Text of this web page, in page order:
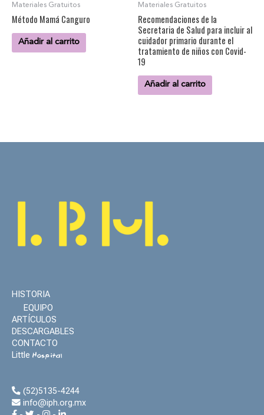
Materiales Gratuitos
Método Mamá Canguro
Añadir al carrito
Materiales Gratuitos
Recomendaciones de la
Secretaria de Salud para incluir al
cuidador primario durante el
tratamiento de niños con Covid-
19
Añadir al carrito
HISTORIA
EQUIPO
ARTÍCULOS
DESCARGABLES
CONTACTO
Little Hospital
(52)5135-4244
info@iph.org.mx